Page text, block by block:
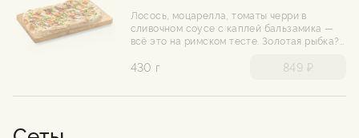
Лосось, моцарелла, томаты черри в
сливочном соусе с каплей бальзамика —
всё это на римском тесте. Золотая рыбка?
430 г 849 ₽